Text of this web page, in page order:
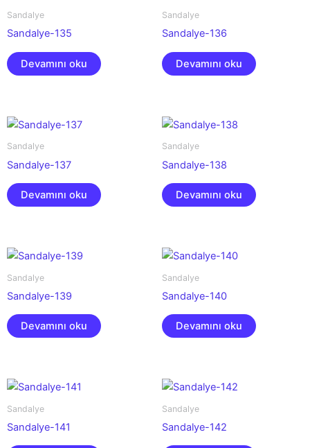
Sandalye
Sandalye-135
Devamını oku
Sandalye
Sandalye-136
Devamını oku
Sandalye
Sandalye-137
Devamını oku
Sandalye
Sandalye-138
Devamını oku
Sandalye
Sandalye-139
Devamını oku
Sandalye
Sandalye-140
Devamını oku
Sandalye
Sandalye-141
Sandalye
Sandalye-142